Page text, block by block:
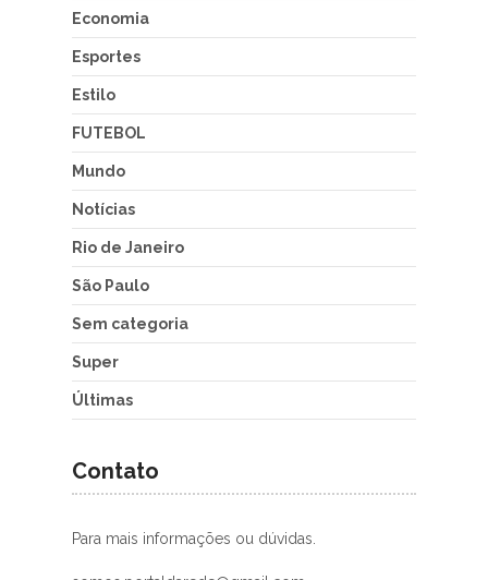
Economia
Esportes
Estilo
FUTEBOL
Mundo
Notícias
Rio de Janeiro
São Paulo
Sem categoria
Super
Últimas
Contato
Para mais informações ou dúvidas.